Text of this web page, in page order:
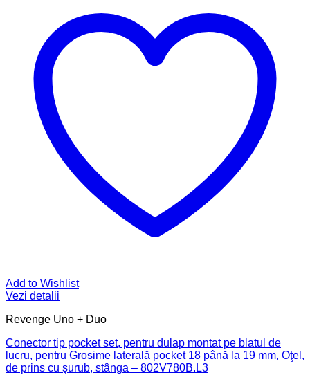
Add to Wishlist
Vezi detalii
Revenge Uno + Duo
Conector tip pocket set, pentru dulap montat pe blatul de
lucru, pentru Grosime laterală pocket 18 până la 19 mm, Oţel,
de prins cu şurub, stânga – 802V780B.L3